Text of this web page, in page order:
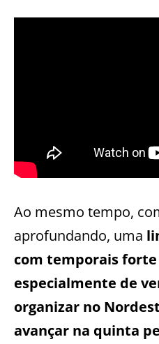
Ao mesmo tempo,
aprofundando, uma
com temporais forte
especialmente de
organizar no
avançar na quinta